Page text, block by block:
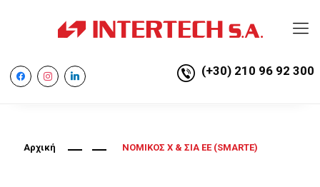
facebookinstagramlinkedin (+30) 210 96 92 300
Αρχική ΝΟΜΙΚΟΣ Χ & ΣΙΑ ΕΕ (SMARTE)